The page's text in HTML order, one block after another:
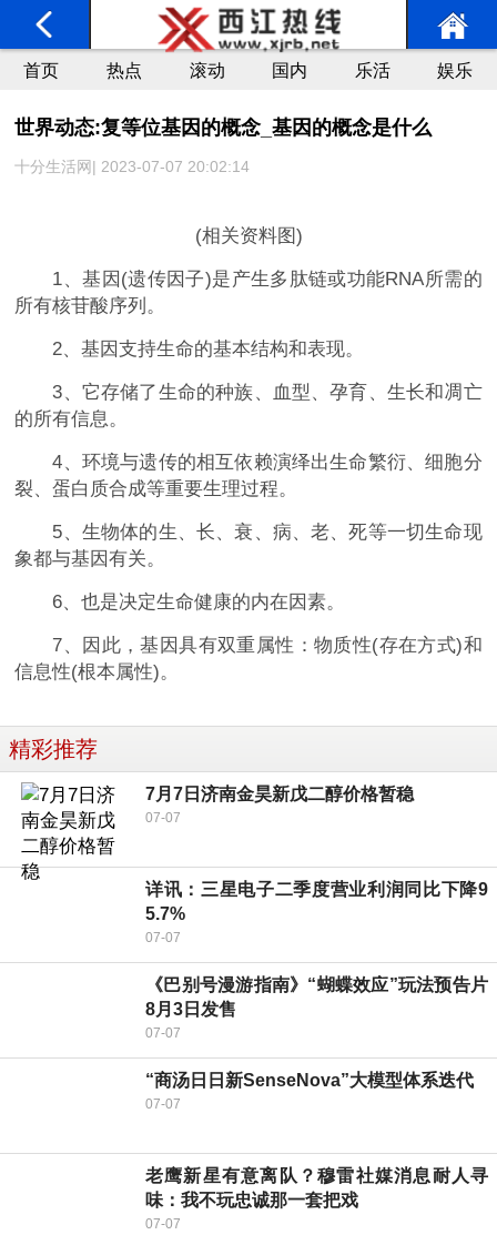
首页 热点 滚动 国内 乐活 娱乐
世界动态:复等位基因的概念_基因的概念是什么
十分生活网| 2023-07-07 20:02:14
(相关资料图)
1、基因(遗传因子)是产生多肽链或功能RNA所需的
所有核苷酸序列。
2、基因支持生命的基本结构和表现。
3、它存储了生命的种族、血型、孕育、生长和凋亡
的所有信息。
4、环境与遗传的相互依赖演绎出生命繁衍、细胞分
裂、蛋白质合成等重要生理过程。
5、生物体的生、长、衰、病、老、死等一切生命现
象都与基因有关。
6、也是决定生命健康的内在因素。
7、因此，基因具有双重属性：物质性(存在方式)和
信息性(根本属性)。
精彩推荐
7月7日济南金昊新戊二醇价格暂稳
07-07
详讯：三星电子二季度营业利润同比下降9
5.7%
07-07
《巴别号漫游指南》“蝴蝶效应”玩法预告片
8月3日发售
07-07
“商汤日日新SenseNova”大模型体系迭代
07-07
老鹰新星有意离队？穆雷社媒消息耐人寻
味：我不玩忠诚那一套把戏
07-07